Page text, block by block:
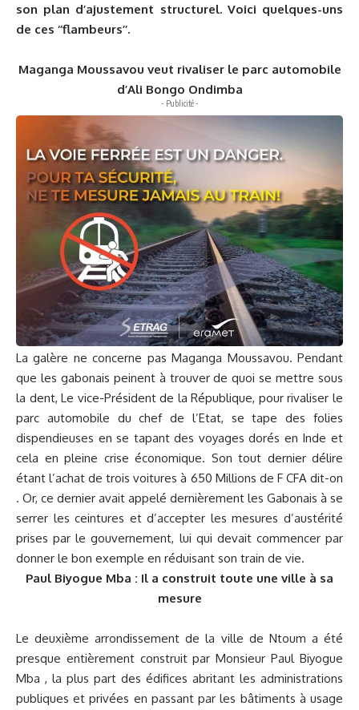
son plan d’ajustement structurel. Voici quelques-uns
de ces ‘’flambeurs’’.
Maganga Moussavou veut rivaliser le parc automobile
d’Ali Bongo Ondimba
- Publicité -
La galère ne concerne pas Maganga Moussavou. Pendant
que les gabonais peinent à trouver de quoi se mettre sous
la dent, Le vice-Président de la République, pour rivaliser le
parc automobile du chef de l’Etat, se tape des folies
dispendieuses en se tapant des voyages dorés en Inde et
cela en pleine crise économique. Son tout dernier délire
étant l’achat de trois voitures à 650 Millions de F CFA dit-on
. Or, ce dernier avait appelé dernièrement les Gabonais à se
serrer les ceintures et d’accepter les mesures d’austérité
prises par le gouvernement, lui qui devait commencer par
donner le bon exemple en réduisant son train de vie.
Paul Biyogue Mba : Il a construit toute une ville à sa
mesure
Le deuxième arrondissement de la ville de Ntoum a été
presque entièrement construit par Monsieur Paul Biyogue
Mba , la plus part des édifices abritant les administrations
publiques et privées en passant par les bâtiments à usage